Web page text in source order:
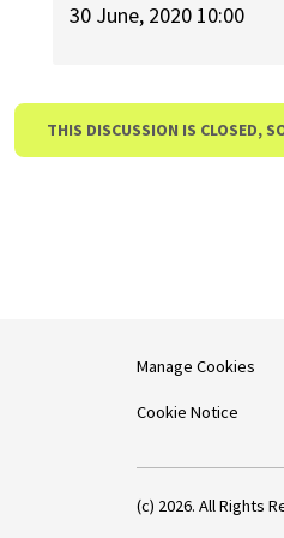
30 June, 2020 10:00
THIS DISCUSSION IS CLOSED,
Manage Cookies
Cookie Notice
(c) 2026. All Rights